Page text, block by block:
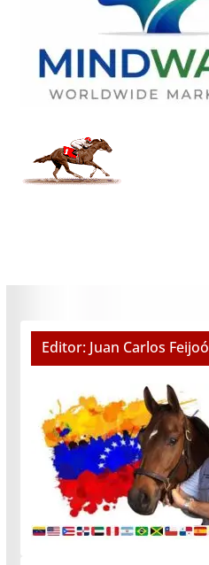
Editor: Juan Carlos Feijoó